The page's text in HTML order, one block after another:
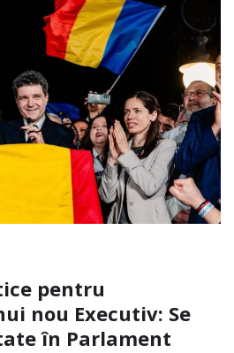
pentru
nou Executiv: Se
în Parlament